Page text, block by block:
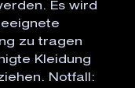
Es wird
zu tragen
Kleidung
Notfall: